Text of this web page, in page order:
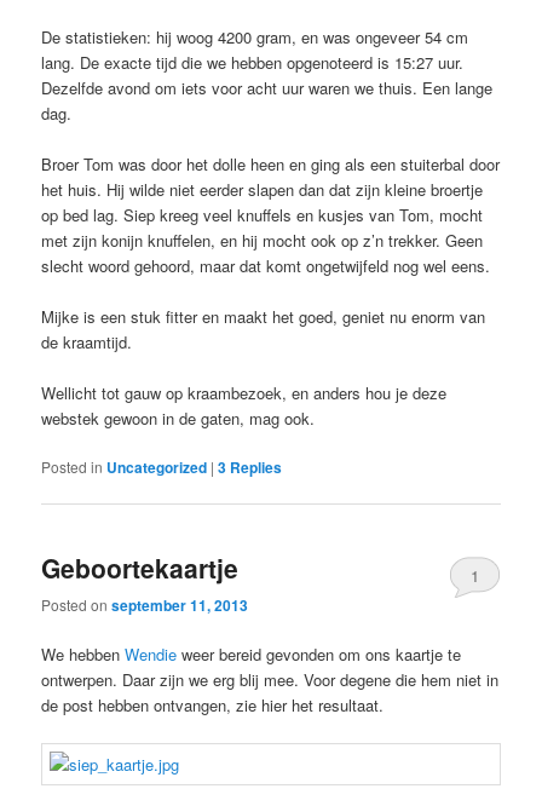
De statistieken: hij woog 4200 gram, en was ongeveer 54 cm
lang. De exacte tijd die we hebben opgenoteerd is 15:27 uur.
Dezelfde avond om iets voor acht uur waren we thuis. Een lange
dag.
Broer Tom was door het dolle heen en ging als een stuiterbal door
het huis. Hij wilde niet eerder slapen dan dat zijn kleine broertje
op bed lag. Siep kreeg veel knuffels en kusjes van Tom, mocht
met zijn konijn knuffelen, en hij mocht ook op z’n trekker. Geen
slecht woord gehoord, maar dat komt ongetwijfeld nog wel eens.
Mijke is een stuk fitter en maakt het goed, geniet nu enorm van
de kraamtijd.
Wellicht tot gauw op kraambezoek, en anders hou je deze
webstek gewoon in de gaten, mag ook.
Posted in Uncategorized |3 Replies
Geboortekaartje
Posted onseptember 11, 2013
1
We hebbenWendie weer bereid gevonden om ons kaartje te
ontwerpen. Daar zijn we erg blij mee. Voor degene die hem niet in
de post hebben ontvangen, zie hier het resultaat.